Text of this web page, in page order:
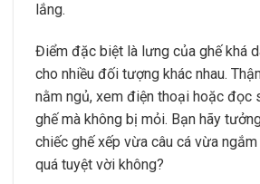
lắng.
Điểm đặc biệt là lưng của ghế khá
cho nhiều đối tượng khác nhau.
nằm ngủ, xem điện thoại hoặc đọc
ghế mà không bị mỏi. Bạn hãy
chiếc ghế xếp vừa câu cá vừa
quá tuyệt vời không?